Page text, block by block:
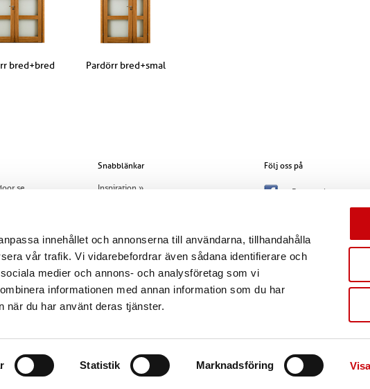
innehållet och annonserna till användarna, tillhandahålla
vår trafik. Vi vidarebefordrar även sådana identifierare och
medier och annons- och analysföretag som vi
informationen med annan information som du har
när du har använt deras tjänster.
Statistik Marknadsföring
bred+bred Pardörr bred+smal
Snabblänkar
Inspiration »
Allt om dörren »
Om oss »
Jobba hos GK Door »
Skadeanmälan »
Följ oss på
Facebook
Pinterest
Instagram